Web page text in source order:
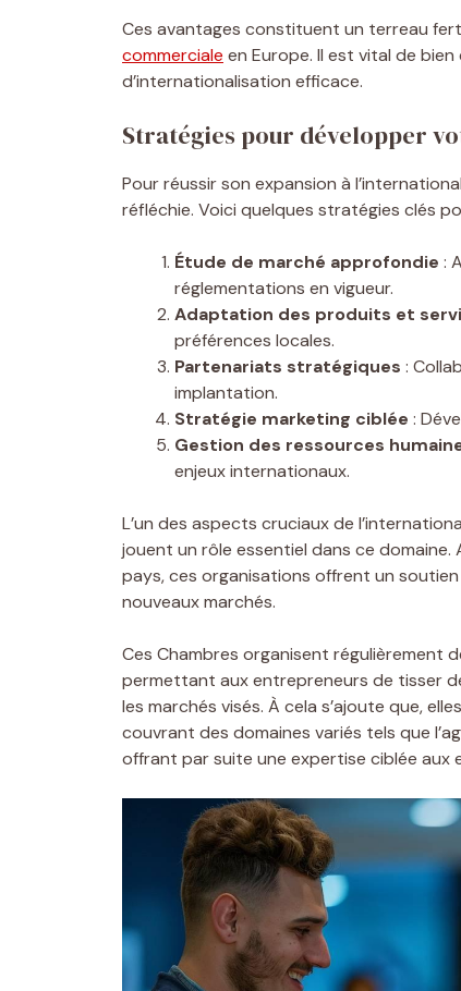
Ces avantages constituent un terreau
commerciale en Europe. Il est vital de
d’internationalisation efficace.
Stratégies pour développer
Pour réussir son expansion à
réfléchie. Voici quelques stratégies clés
Étude de marché approfondie :
réglementations en vigueur.
Adaptation des produits et
préférences locales.
Partenariats stratégiques :
implantation.
Stratégie marketing ciblée :
Gestion des ressources
enjeux internationaux.
L’un des aspects cruciaux de
jouent un rôle essentiel dans ce domaine.
pays, ces organisations offrent un
nouveaux marchés.
Ces Chambres organisent régulièrement
permettant aux entrepreneurs de tisser
les marchés visés. À cela s’ajoute que,
couvrant des domaines variés tels que
offrant par suite une expertise ciblée aux